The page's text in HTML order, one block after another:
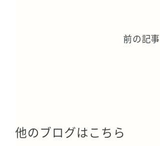
前の記事
他のブログはこちら